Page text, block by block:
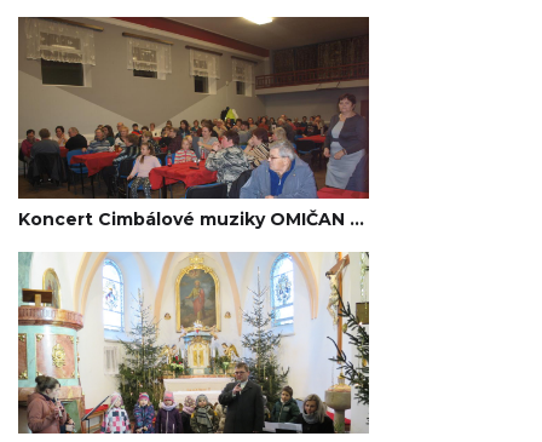
Koncert Cimbálové muziky OMIČAN a hosté Vážany n./Lit. 2020